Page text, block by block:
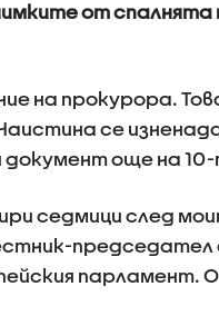
от спалнята
на прокурора.
се
документ още на
седмици след
парламент.